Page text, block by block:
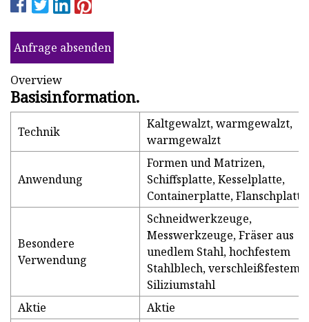
Anfrage absenden
Overview
Basisinformation.
Technik
Kaltgewalzt, warmgewalzt,
warmgewalzt
Anwendung
Formen und Matrizen,
Schiffsplatte, Kesselplatte,
Containerplatte, Flanschplatte
Besondere
Verwendung
Schneidwerkzeuge,
Messwerkzeuge, Fräser aus
unedlem Stahl, hochfestem
Stahlblech, verschleißfestem
Siliziumstahl
Aktie
Aktie